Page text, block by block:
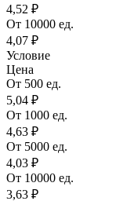
4,52 ₽
От 10000 ед.
4,07 ₽
Условие
Цена
От 500 ед.
5,04 ₽
От 1000 ед.
4,63 ₽
От 5000 ед.
4,03 ₽
От 10000 ед.
3,63 ₽